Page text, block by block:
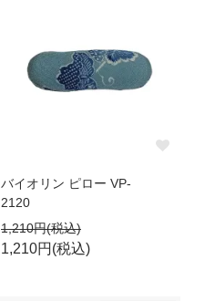
バイオリン ピロー VP-
2120
1,210円(税込)
1,210円(税込)